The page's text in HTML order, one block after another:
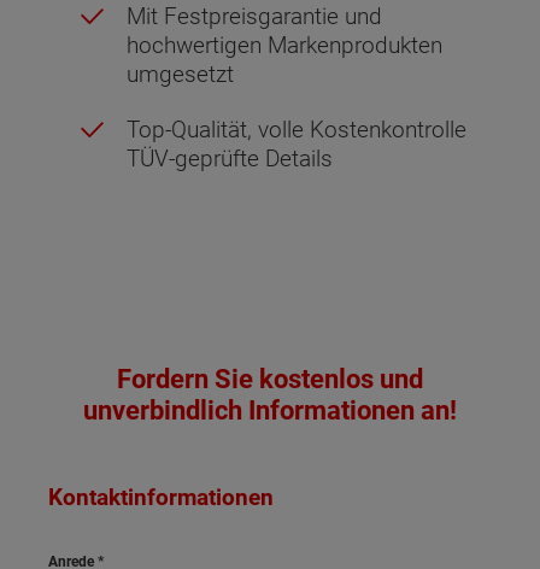
Mit Festpreisgarantie und
hochwertigen Markenprodukten
umgesetzt
Top-Qualität, volle Kostenkontrolle
TÜV-geprüfte Details
Fordern Sie kostenlos und
unverbindlich Informationen an!
Kontaktinformationen
Anrede